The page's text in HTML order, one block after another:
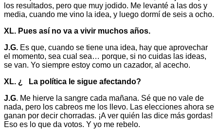
los resultados, pero que muy jodido. Me levanté a las dos y
media, cuando me vino la idea, y luego dormí de seis a ocho.
XL. Pues así no va a vivir muchos años.
J.G. Es que, cuando se tiene una idea, hay que aprovechar
el momento, sea cual sea… porque, si no cuidas las ideas,
se van. Yo siempre estoy como un cazador, al acecho.
XL. ¿ La política le sigue afectando?
J.G. Me hierve la sangre cada mañana. Sé que no vale de
nada, pero los cabreos me los llevo. Las elecciones ahora se
ganan por decir chorradas. ¡A ver quién las dice más gordas!
Eso es lo que da votos. Y yo me rebelo.